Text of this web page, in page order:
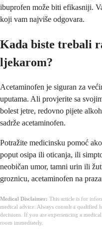
ibuprofen može biti efikasniji.
koji vam najviše odgovara.
Kada biste trebali
ljekarom?
Acetaminofen je siguran za
uputama. Ali provjerite sa
bolest jetre, redovno pijete
sadrže acetaminofen.
Potražite medicinsku pomoć
poput osipa ili oticanja, ili
neobičan umor, tamni urin ili
groznicu, acetaminofen na
Medical Disclaimer: This article is for
medical advice. Always consult a qualified
decisions. If you are experiencing a
room immediately.